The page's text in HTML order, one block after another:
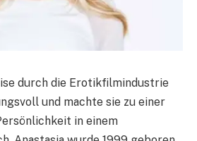
durch die Erotikfilmindustrie
und machte sie zu einer
in einem